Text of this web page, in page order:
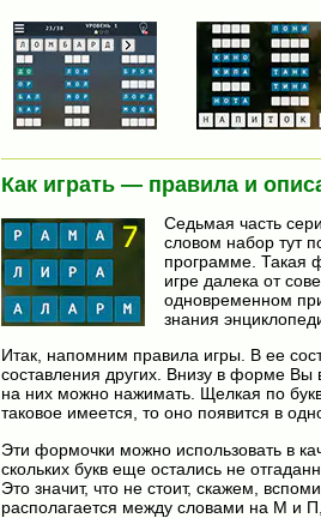
Как играть — правила и
Седьмая часть
словом набор тут
программе. Такая
игре далека от
одновременном
знания
Итак, напомним правила игры. В ее
составления других. Внизу в форме Вы
на них можно нажимать. Щелкая по
таковое имеется, то оно появится в
Эти формочки можно использовать в
скольких букв еще остались не
Это значит, что не стоит, скажем,
располагается между словами на М и